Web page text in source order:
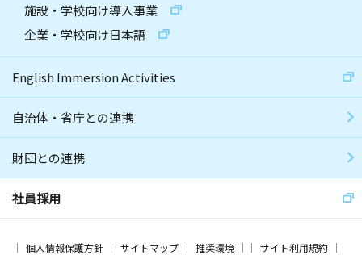
施設・学校向け導入事業
企業・学校向け日本語
English Immersion Activities
自治体・省庁との連携
財団との連携
社員採用
個人情報保護方針 サイトマップ 推奨環境 サイト利用規約